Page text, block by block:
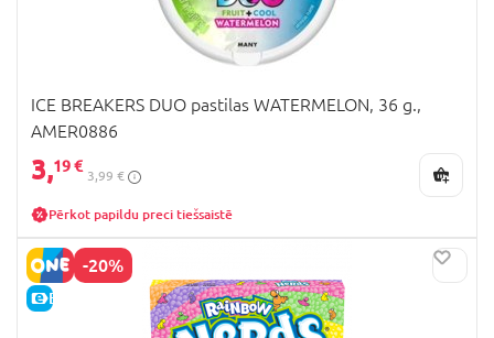
ICE BREAKERS DUO pastilas WATERMELON, 36 g.,
AMER0886
3,19 €
3,99 €
Pērkot papildu preci tiešsaistē
-20%
E-CENA